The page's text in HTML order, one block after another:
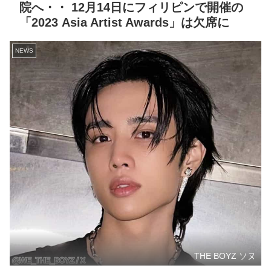
院へ・・ 12月14日にフィリピンで開催の
「2023 Asia Artist Awards」は欠席に
NEWS
THE BOYZ ソヌ